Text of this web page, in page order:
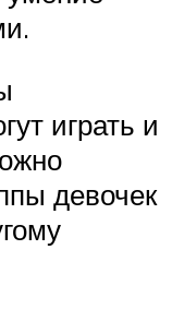
играть и
девочек